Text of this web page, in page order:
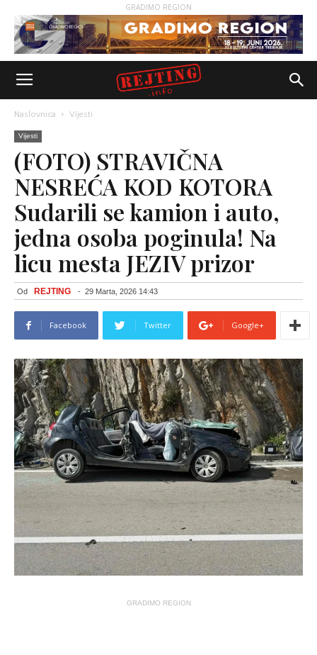
GRADIMO REGION
Naslovnica Vijesti
Vijesti
(FOTO) STRAVIČNA
NESREĆA KOD KOTORA
Sudarili se kamion i auto,
jedna osoba poginula! Na
licu mesta JEZIV prizor
Od REJTING - 29 Marta, 2026 14:43
Facebook Twitter Google+
GRADIMO REGION